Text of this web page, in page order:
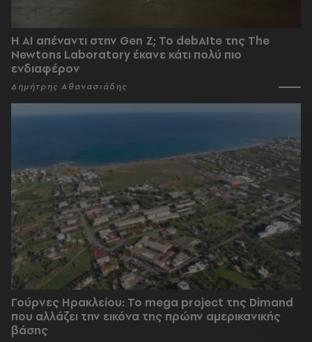
Η AI απέναντι στην Gen Z; Το debAIte της The
Newtons Laboratory έκανε κάτι πολύ πιο
ενδιαφέρον
Δημήτρης Αθανασιάδης
Γούρνες Ηρακλείου: To mega project της Dimand
που αλλάζει την εικόνα της πρώην αμερικανικής
βάσης